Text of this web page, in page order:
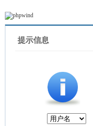
提示信息